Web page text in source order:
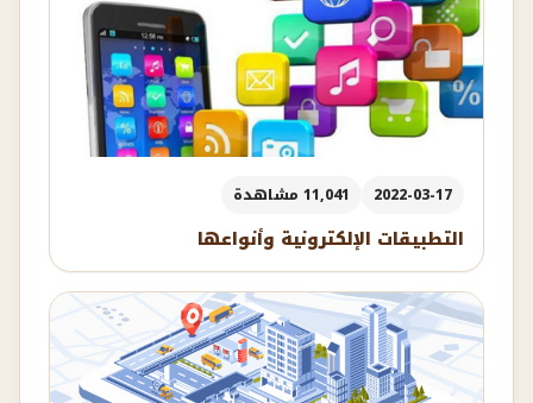
2022-03-17 11,041 مشاهدة
التطبيقات الإلكترونية وأنواعها